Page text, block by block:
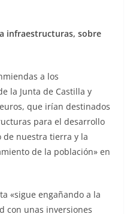
infraestructuras, sobre
a los
la Junta de Castilla y
que irían destinados
para el desarrollo
de nuestra tierra y la
de la población» en
«sigue engañando a la
con unas inversiones